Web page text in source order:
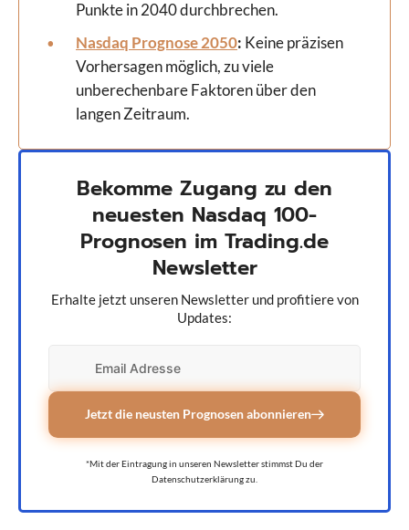
Punkte in 2040 durchbrechen.
Nasdaq Prognose 2050: Keine präzisen
Vorhersagen möglich, zu viele
unberechenbare Faktoren über den
langen Zeitraum.
Bekomme Zugang zu den
neuesten Nasdaq 100-
Prognosen im Trading.de
Newsletter
Erhalte jetzt unseren Newsletter und profitiere von
Updates:
Jetzt die neusten Prognosen abonnieren
*Mit der Eintragung in unseren Newsletter stimmst Du der
Datenschutzerklärung zu.